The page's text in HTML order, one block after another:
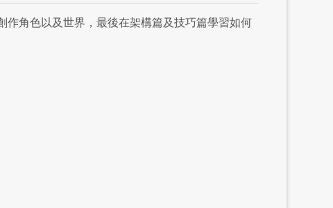
角色以及世界，最後在架構篇及技巧篇學習如何